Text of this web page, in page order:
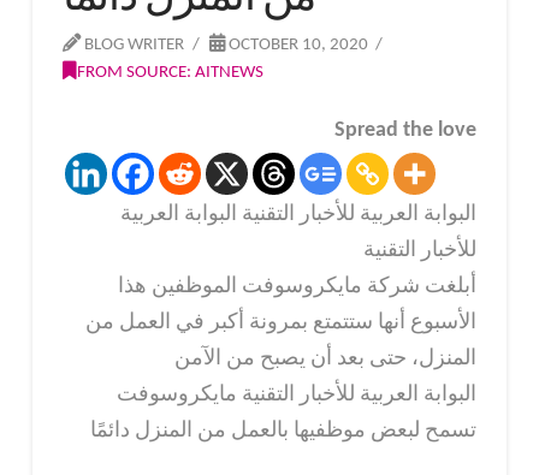
BLOG WRITER
OCTOBER 10, 2020
FROM SOURCE: AITNEWS
Spread the love
البوابة العربية للأخبار التقنية البوابة العربية
للأخبار التقنية
أبلغت شركة مايكروسوفت الموظفين هذا
الأسبوع أنها ستتمتع بمرونة أكبر في العمل من
المنزل، حتى بعد أن يصبح من الآمن
البوابة العربية للأخبار التقنية مايكروسوفت
تسمح لبعض موظفيها بالعمل من المنزل دائمًا